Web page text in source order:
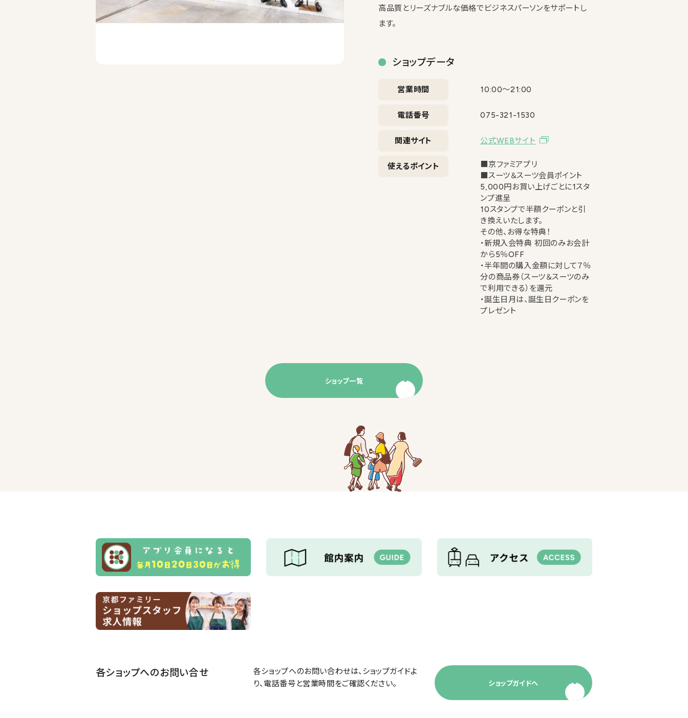
高品質とリーズナブルな価格でビジネスパーソンをサポートし
ます。
ショップデータ
営業時間 10:00〜21:00
電話番号 075-321-1530
関連サイト 公式WEBサイト
使えるポイント
■京ファミアプリ
■スーツ＆スーツ会員ポイント
5,000円お買い上げごとに1スタ
ンプ進呈
10スタンプで半額クーポンと引
き換えいたします。
その他、お得な特典！
・新規入会特典 初回のみお会計
から5％OFF
・半年間の購入金額に対して７％
分の商品券（スーツ＆スーツのみ
で利用できる）を還元
・誕生日月は、誕生日クーポンを
プレゼント
ショップ一覧
各ショップへのお問い合せ
各ショップへのお問い合わせは、ショップガイドよ
り、電話番号と営業時間をご確認ください。
ショップガイドへ